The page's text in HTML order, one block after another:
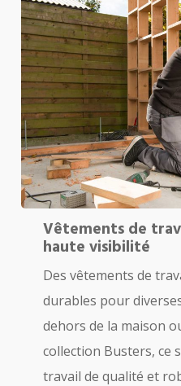
Vêtements de
haute visibilité
Des vêtements de
durables pour
dehors de la maison
collection Busters, ce
travail de qualité et